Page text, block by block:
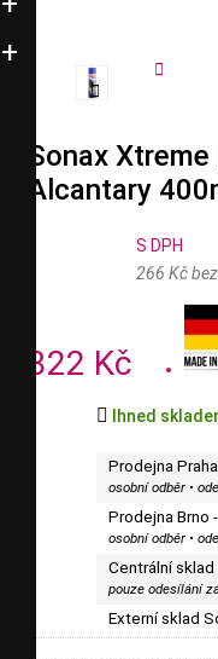


Sonax
Alcantary
322 Kč
S DPH
266 Kč
 Ihned
Prodejna
osobní odběr •
Prodejna Brno
osobní odběr •
Centrální
pouze odesílání
Externí sklad